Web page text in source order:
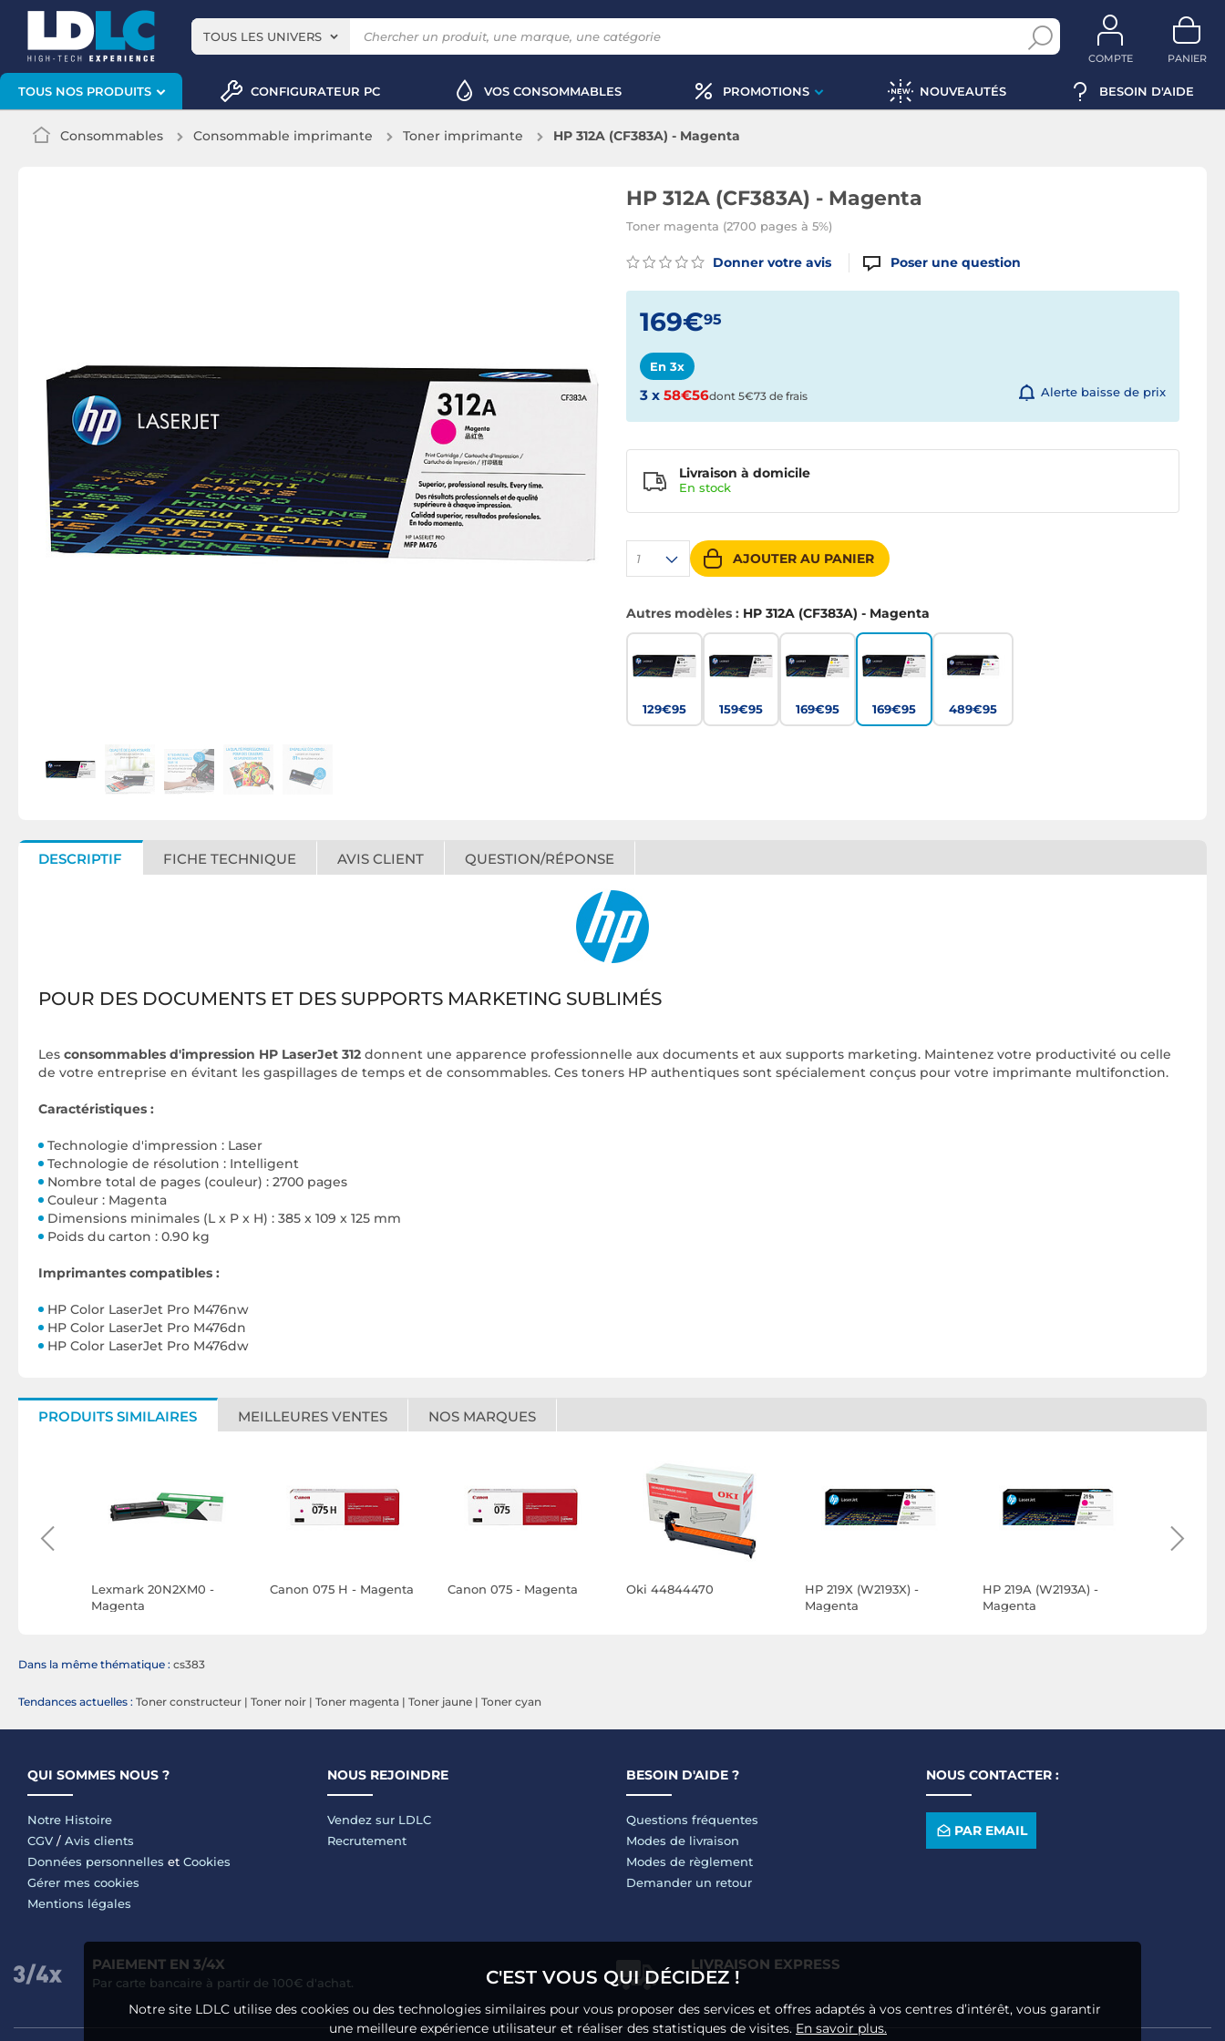
TOUS LES UNIVERS
COMPTE PANIER
TOUS NOS PRODUITS CONFIGURATEUR PC VOS CONSOMMABLES PROMOTIONS NOUVEAUTÉS BESOIN D'AIDE
Consommables Consommable imprimante Toner imprimante HP 312A (CF383A) - Magenta
HP 312A (CF383A) - Magenta
Toner magenta (2700 pages à 5%)
Donner votre avis Poser une question
169€95
En 3x
3 x 58€56dont 5€73 de frais Alerte baisse de prix
1 AJOUTER AU PANIER
Livraison à domicile
En stock
Autres modèles : HP 312A (CF383A) - Magenta
129€95 159€95 169€95 169€95 489€95
DESCRIPTIF FICHE TECHNIQUE AVIS CLIENT QUESTION/RÉPONSE
POUR DES DOCUMENTS ET DES SUPPORTS MARKETING SUBLIMÉS
Les consommables d'impression HP LaserJet 312 donnent une apparence professionnelle aux documents et aux supports marketing. Maintenez votre productivité ou celle
de votre entreprise en évitant les gaspillages de temps et de consommables. Ces toners HP authentiques sont spécialement conçus pour votre imprimante multifonction.
Caractéristiques :
Technologie d'impression : Laser
Technologie de résolution : Intelligent
Nombre total de pages (couleur) : 2700 pages
Couleur : Magenta
Dimensions minimales (L x P x H) : 385 x 109 x 125 mm
Poids du carton : 0.90 kg
Imprimantes compatibles :
HP Color LaserJet Pro M476nw
HP Color LaserJet Pro M476dn
HP Color LaserJet Pro M476dw
PRODUITS SIMILAIRES MEILLEURES VENTES NOS MARQUES
Lexmark 20N2XM0 -
Magenta
Canon 075 H - Magenta Canon 075 - Magenta Oki 44844470
HP 219X (W2193X) -
Magenta
HP 219A (W2193A) -
Magenta
Dans la même thématique : cs383
Tendances actuelles : Toner constructeur | Toner noir | Toner magenta | Toner jaune | Toner cyan
QUI SOMMES NOUS ?
Notre Histoire
CGV / Avis clients
Données personnelles et Cookies
Gérer mes cookies
Mentions légales
NOUS REJOINDRE
Vendez sur LDLC
Recrutement
BESOIN D'AIDE ?
Questions fréquentes
Modes de livraison
Modes de règlement
Demander un retour
NOUS CONTACTER :
PAR EMAIL
PAIEMENT EN 3/4X
Par carte bancaire à partir de 100€ d'achat.
LIVRAISON EXPRESS
C'EST VOUS QUI DÉCIDEZ !
Notre site LDLC utilise des cookies ou des technologies similaires pour vous proposer des services et offres adaptés à vos centres d’intérêt, vous garantir
une meilleure expérience utilisateur et réaliser des statistiques de visites. En savoir plus.